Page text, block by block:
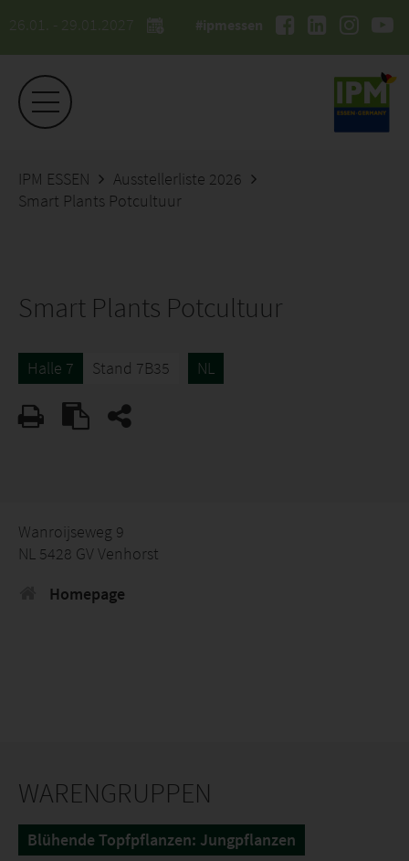
26.01. - 29.01.2027 #ipmessen
IPM ESSEN
Ausstellerliste 2026
Smart Plants Potcultuur
Smart Plants Potcultuur
Halle 7 Stand 7B35 NL
Wanroijseweg 9
NL 5428 GV Venhorst
Homepage
WARENGRUPPEN
Blühende Topfpflanzen: Jungpflanzen